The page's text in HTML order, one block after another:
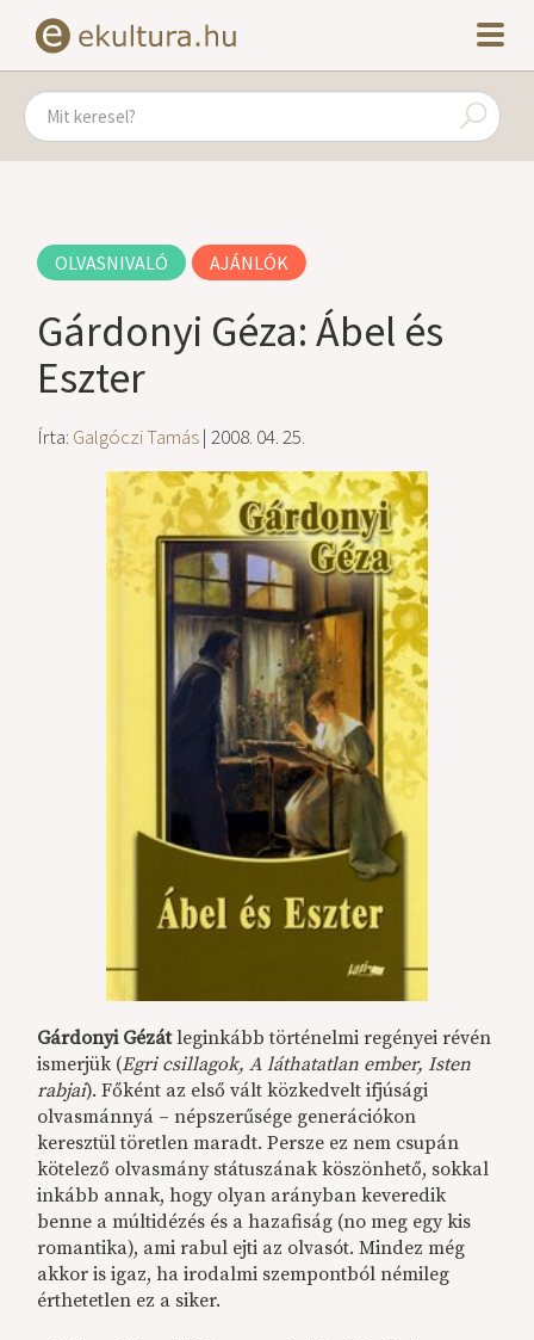
OLVASNIVALÓ AJÁNLÓK
Gárdonyi Géza: Ábel és
Eszter
Írta: Galgóczi Tamás| 2008. 04. 25.
Gárdonyi Gézátleginkább történelmi regényei révén
ismerjük (Egri csillagok, A láthatatlan ember, Isten
rabjai). Főként az első vált közkedvelt ifjúsági
olvasmánnyá – népszerűsége generációkon
keresztül töretlen maradt. Persze ez nem csupán
kötelező olvasmány státuszának köszönhető, sokkal
inkább annak, hogy olyan arányban keveredik
benne a múltidézés és a hazafiság (no meg egy kis
romantika), ami rabul ejti az olvasót. Mindez még
akkor is igaz, ha irodalmi szempontból némileg
érthetetlen ez a siker.